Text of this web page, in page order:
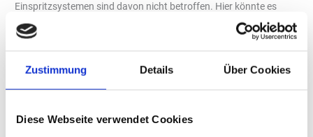
Zustimmung Details Über Cookies
Diese Webseite verwendet Cookies
Einspritzsystemen sind davon nicht betroffen. Hier könnte es
allerdings zu einem geringfügigen Anstieg des
Kraftstoffverbrauchs kommen. Kunden berichten allerdings
auch dazu führt, dass sich zum Beispiel der Motor weniger
regenerieren muss, wofür sonst auch Kraftstoff benötigt wird. Da